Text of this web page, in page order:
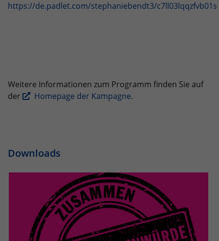
https://de.padlet.com/stephaniebendt3/c7ll03lqqzfvb01s
Weitere Informationen zum Programm finden Sie auf
der
Homepage der Kampagne.
Downloads